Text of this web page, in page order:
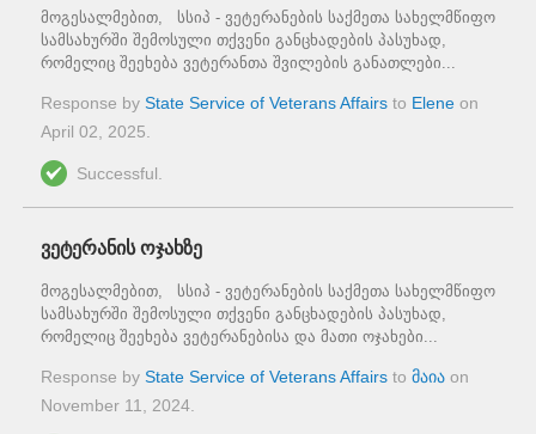
მოგესალმებით, სსიპ - ვეტერანების საქმეთა სახელმწიფო
სამსახურში შემოსული თქვენი განცხადების პასუხად,
რომელიც შეეხება ვეტერანთა შვილების განათლები...
Response by State Service of Veterans Affairs to Elene on
April 02, 2025
Successful.
ვეტერანის ოჯახზე
მოგესალმებით, სსიპ - ვეტერანების საქმეთა სახელმწიფო
სამსახურში შემოსული თქვენი განცხადების პასუხად,
რომელიც შეეხება ვეტერანებისა და მათი ოჯახები...
Response by State Service of Veterans Affairs to მაია on
November 11, 2024